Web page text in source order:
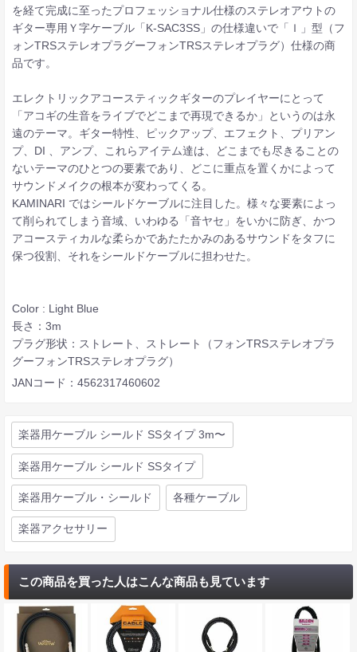
を経て完成に至ったプロフェッショナル仕様のステレオアウトの
ギター専用Ｙ字ケーブル「K-SAC3SS」の仕様違いで「Ｉ」型（フ
ォンTRSステレオプラグーフォンTRSステレオプラグ）仕様の商
品です。
エレクトリックアコースティックギターのプレイヤーにとって
「アコギの生音をライブでどこまで再現できるか」というのは永
遠のテーマ。ギター特性、ピックアップ、エフェクト、プリアン
プ、DI 、アンプ、これらアイテム達は、どこまでも尽きることの
ないテーマのひとつの要素であり、どこに重点を置くかによって
サウンドメイクの根本が変わってくる。
KAMINARI ではシールドケーブルに注目した。様々な要素によっ
て削られてしまう音域、いわゆる「音ヤセ」をいかに防ぎ、かつ
アコースティカルな柔らかであたたかみのあるサウンドをタフに
保つ役割、それをシールドケーブルに担わせた。
Color : Light Blue
長さ：3m
プラグ形状：ストレート、ストレート（フォンTRSステレオプラ
グーフォンTRSステレオプラグ）
JANコード：4562317460602
楽器用ケーブル シールド SSタイプ 3m〜
楽器用ケーブル シールド SSタイプ
楽器用ケーブル・シールド 各種ケーブル
楽器アクセサリー
この商品を買った人はこんな商品も見ています